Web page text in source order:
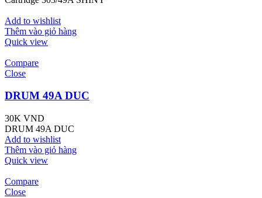
Add to wishlist
Thêm vào giỏ hàng
Quick view
Compare
Close
DRUM 49A DUC
30K VND
DRUM 49A DUC
Add to wishlist
Thêm vào giỏ hàng
Quick view
Compare
Close